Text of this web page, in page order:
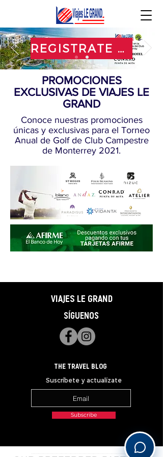
REGISTRATE AQUI
PROMOCIONES
EXCLUSIVAS DE VIAJES LE
GRAND
Conoce nuestras promociones
únicas y exclusivas para el Torneo
Anual de Golf de Club Campestre
de Monterrey 2021.
VIAJES LE GRAND
SÍGUENOS
THE TRAVEL BLOG
Suscríbete y actualízate
Subscribe
______________________________________________________________________________________________________________